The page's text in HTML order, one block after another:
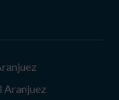
Aranjuez